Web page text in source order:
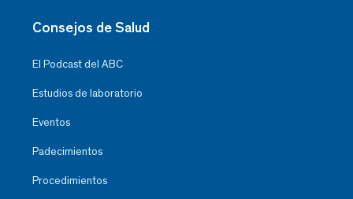
Consejos de Salud
El Podcast del ABC
Estudios de laboratorio
Eventos
Padecimientos
Procedimientos